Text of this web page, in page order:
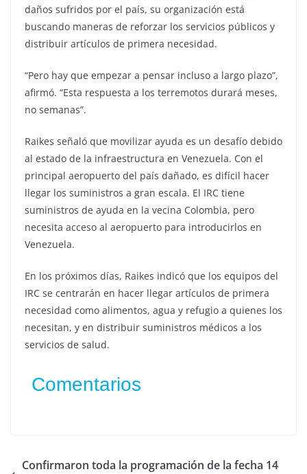
daños sufridos por el país, su organización está
buscando maneras de reforzar los servicios públicos y
distribuir artículos de primera necesidad.
“Pero hay que empezar a pensar incluso a largo plazo”,
afirmó. “Esta respuesta a los terremotos durará meses,
no semanas”.
Raikes señaló que movilizar ayuda es un desafío debido
al estado de la infraestructura en Venezuela. Con el
principal aeropuerto del país dañado, es difícil hacer
llegar los suministros a gran escala. El IRC tiene
suministros de ayuda en la vecina Colombia, pero
necesita acceso al aeropuerto para introducirlos en
Venezuela.
En los próximos días, Raikes indicó que los equipos del
IRC se centrarán en hacer llegar artículos de primera
necesidad como alimentos, agua y refugio a quienes los
necesitan, y en distribuir suministros médicos a los
servicios de salud.
Comentarios
Confirmaron toda la programación de la fecha 14